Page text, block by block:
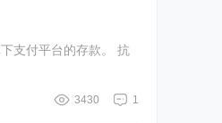
付平台的存款。 抗
1
3430